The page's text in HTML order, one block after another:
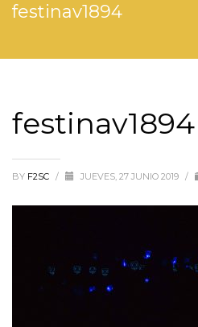
festinav1894
festinav1894
BY F2SC / JUEVES, 27 JUNIO 2019 /